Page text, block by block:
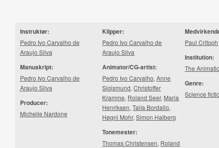
Instruktør:
Pedro Ivo Carvalho de
Araujo Silva
Manuskript:
Pedro Ivo Carvalho de
Araujo Silva
Producer:
Michelle Nardone
Klipper:
Pedro Ivo Carvalho de
Araujo Silva
Animator/CG-artist:
Pedro Ivo Carvalho,Anne
Sigismund,Christoffer
Kramme, Roland Seer, Maria
Henriksen,Talía Bordallo,
Høgni Mohr,Simon Halberg
Tonemester:
Thomas Christensen, Roland
Paul Critoph
Institution:
The
Genre:
Science